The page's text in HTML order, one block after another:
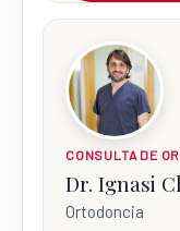
CONSULTA DE
Dr. Ignasi
Ortodoncia